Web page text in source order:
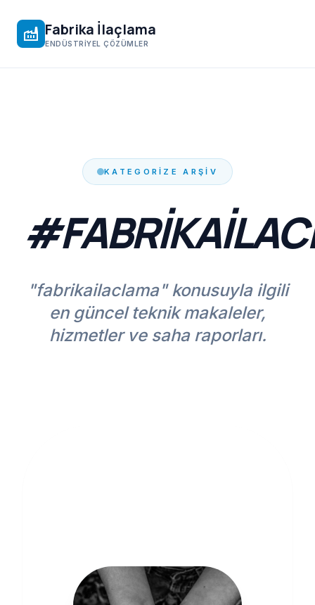
factory Fabrika İlaçlama
ENDÜSTRIYEL ÇÖZÜMLER
KATEGORIZE ARŞIV
"fabrikailaclama" konusuyla ilgili
en güncel teknik makaleler,
hizmetler ve saha raporları.